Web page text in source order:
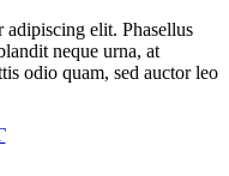
adipiscing elit. Phasellus
neque urna, at
odio quam, sed auctor leo